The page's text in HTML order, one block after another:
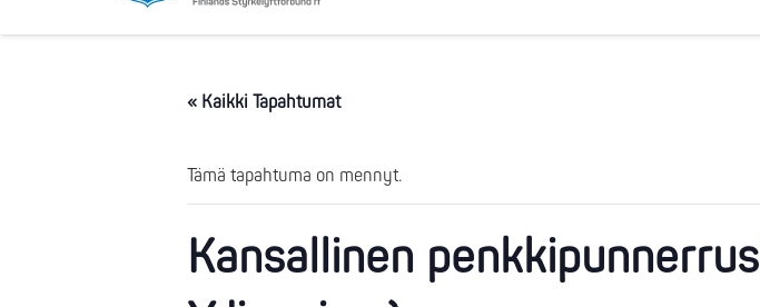
« Kaikki Tapahtumat
Tämä tapahtuma on mennyt.
Kansallinen